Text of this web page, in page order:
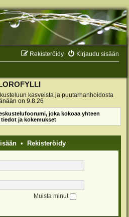
Kirjaudu sisään
Rekisteröidy
kasveista ja puutarhanhoidosta
on 9.8.26
joka kokoaa yhteen
ja kokemukset
• Rekisteröidy
Muista minut